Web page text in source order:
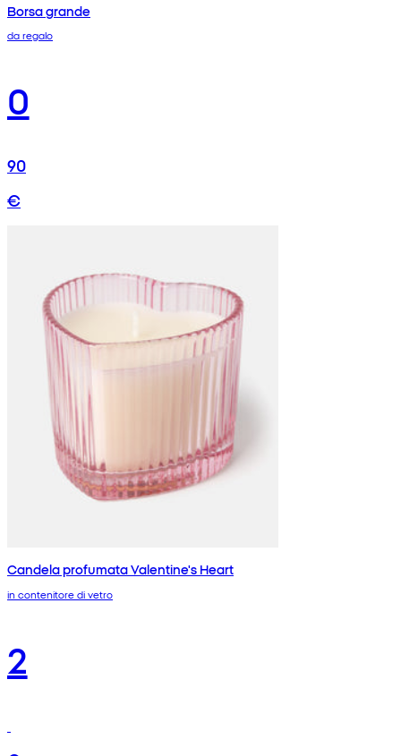
Borsa grande
da regalo
0
90
€
Candela profumata Valentine's Heart
in contenitore di vetro
2